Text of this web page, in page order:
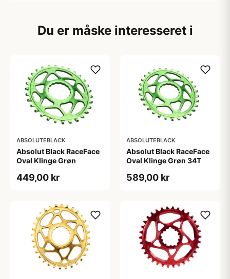
Du er måske interesseret i
ABSOLUTEBLACK
Absolut Black RaceFace
Oval Klinge Grøn
449,00 kr
ABSOLUTEBLACK
Absolut Black RaceFace
Oval Klinge Grøn 34T
589,00 kr